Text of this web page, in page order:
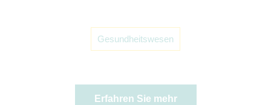
Gesundheitswesen
Erfahren Sie mehr